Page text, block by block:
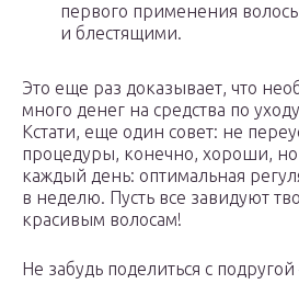
первого применения
и блестящими.
Это еще раз доказывает, что
много денег на средства по
Кстати, еще один совет: не
процедуры, конечно, хороши,
каждый день: оптимальная
в неделю. Пусть все завидуют
красивым волосам!
Не забудь поделиться с